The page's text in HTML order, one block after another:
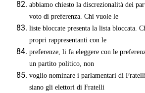
abbiamo chiesto la discrezionalità dei
voto di preferenza. Chi vuole le
liste bloccate presenta la lista bloccata.
propri rappresentanti con le
preferenze, li fa eleggere con le
un partito politico, non
voglio nominare i parlamentari di
siano gli elettori di Fratelli